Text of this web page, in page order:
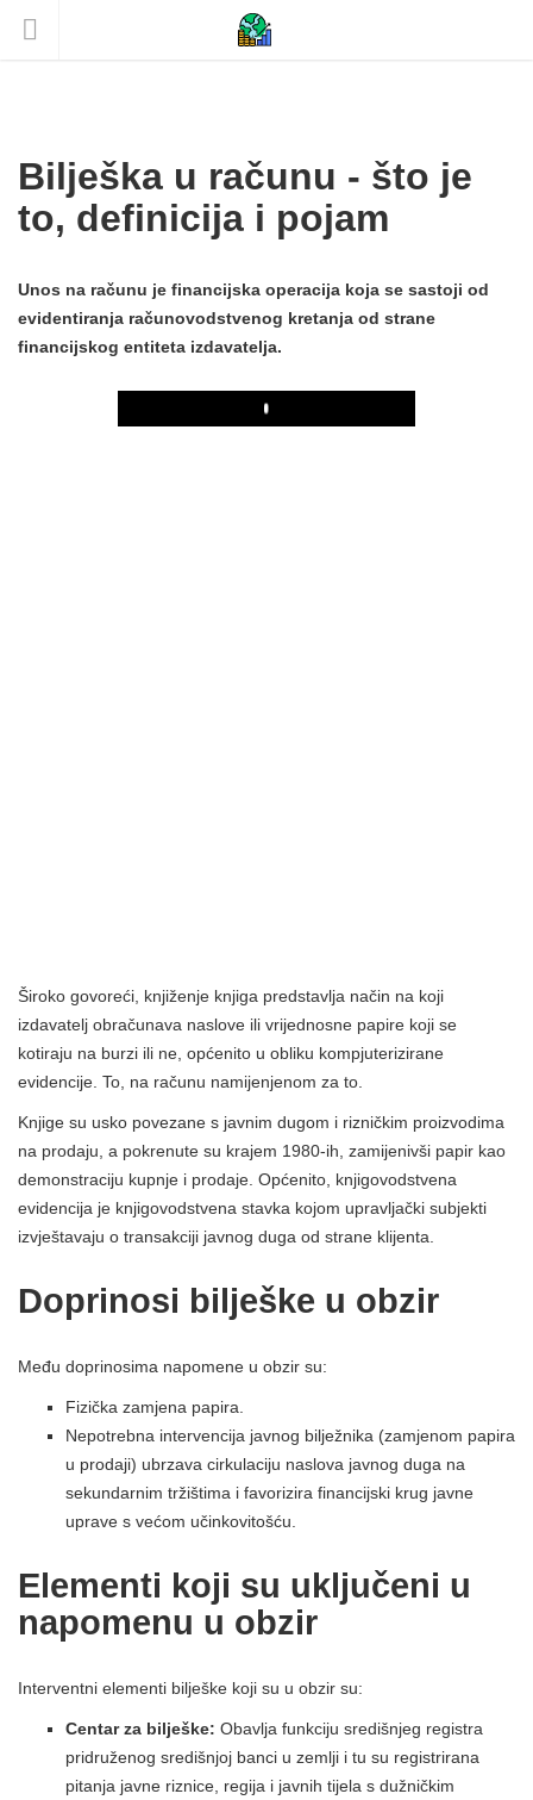
Bilješka u računu - što je
to, definicija i pojam
Unos na računu je financijska operacija koja se sastoji od
evidentiranja računovodstvenog kretanja od strane
financijskog entiteta izdavatelja.
Play
Široko govoreći, knjiženje knjiga predstavlja način na koji
izdavatelj obračunava naslove ili vrijednosne papire koji se
kotiraju na burzi ili ne, općenito u obliku kompjuterizirane
evidencije. To, na računu namijenjenom za to.
Knjige su usko povezane s javnim dugom i rizničkim proizvodima
na prodaju, a pokrenute su krajem 1980-ih, zamijenivši papir kao
demonstraciju kupnje i prodaje. Općenito, knjigovodstvena
evidencija je knjigovodstvena stavka kojom upravljački subjekti
izvještavaju o transakciji javnog duga od strane klijenta.
Doprinosi bilješke u obzir
Među doprinosima napomene u obzir su:
Fizička zamjena papira.
Nepotrebna intervencija javnog bilježnika (zamjenom papira
u prodaji) ubrzava cirkulaciju naslova javnog duga na
sekundarnim tržištima i favorizira financijski krug javne
uprave s većom učinkovitošću.
Elementi koji su uključeni u
napomenu u obzir
Interventni elementi bilješke koji su u obzir su:
Centar za bilješke: Obavlja funkciju središnjeg registra
pridruženog središnjoj banci u zemlji i tu su registrirana
pitanja javne riznice, regija i javnih tijela s dužničkim